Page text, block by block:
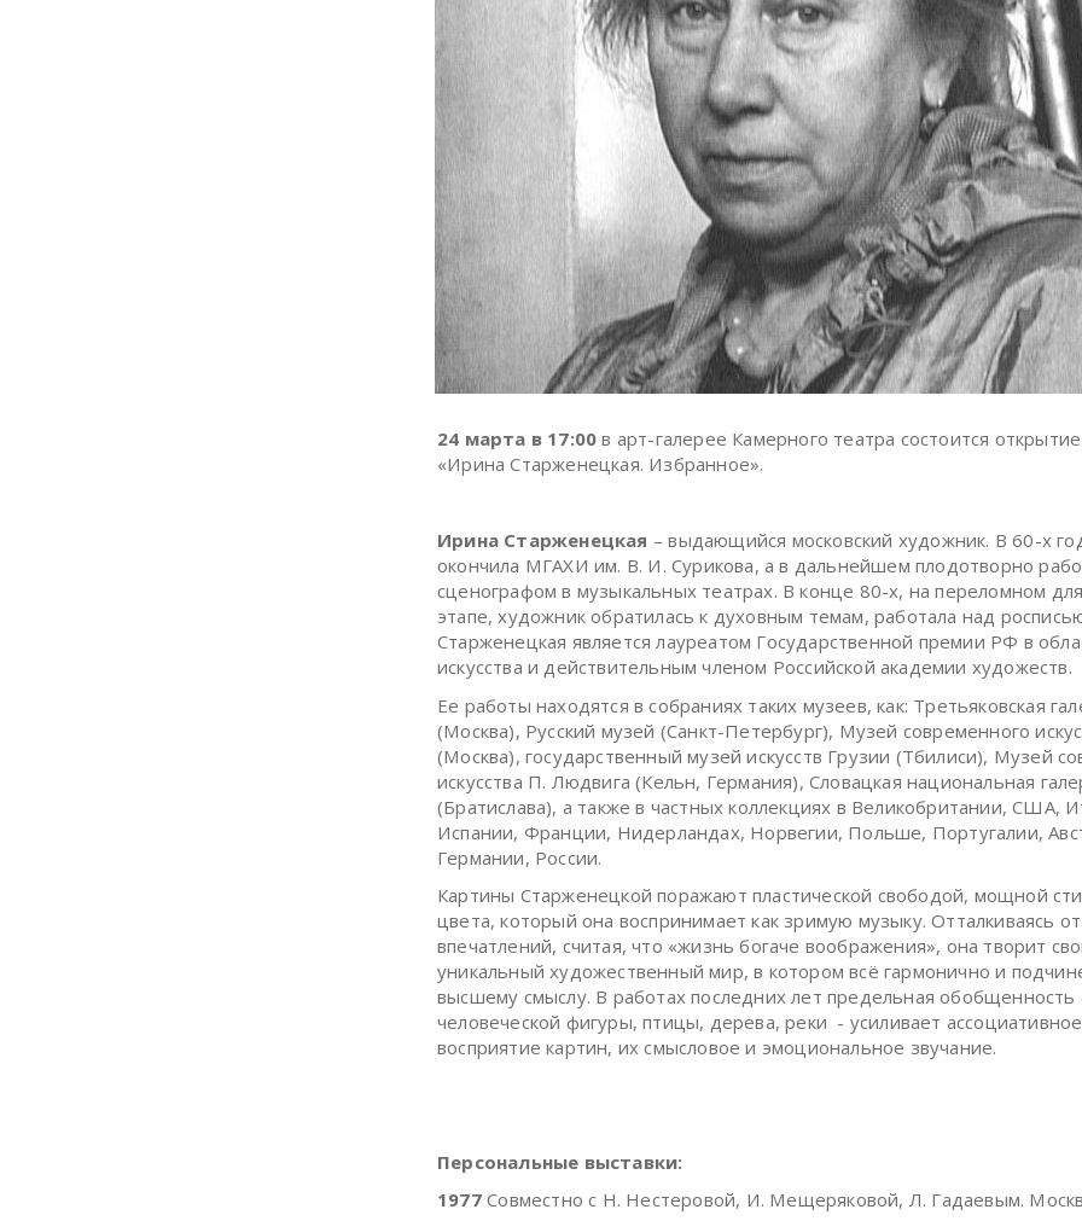
24 марта в 17:00 в арт-галерее Камерного театра состоится
«Ирина Старженецкая. Избранное».
Ирина Старженецкая – выдающийся московский художник. В 60-х
окончила МГАХИ им. В. И. Сурикова, а в дальнейшем плодотворно
сценографом в музыкальных театрах. В конце 80-х, на переломном
этапе, художник обратилась к духовным темам, работала над
Старженецкая является лауреатом Государственной премии РФ в
искусства и действительным членом Российской академии художеств.
Ее работы находятся в собраниях таких музеев, как: Третьяковская
(Москва), Русский музей (Санкт-Петербург), Музей современного
(Москва), государственный музей искусств Грузии (Тбилиси), Музей
искусства П. Людвига (Кельн, Германия), Словацкая национальная
(Братислава), а также в частных коллекциях в Великобритании, США,
Испании, Франции, Нидерландах, Норвегии, Польше, Португалии,
Германии, России.
Картины Старженецкой поражают пластической свободой, мощной
цвета, который она воспринимает как зримую музыку. Отталкиваясь
впечатлений, считая, что «жизнь богаче воображения», она творит
уникальный художественный мир, в котором всё гармонично и
высшему смыслу. В работах последних лет предельная
человеческой фигуры, птицы, дерева, реки - усиливает ассоциативное
восприятие картин, их смысловое и эмоциональное звучание.
Персональные выставки:
1977Совместно с Н. Нестеровой, И. Мещеряковой, Л. Гадаевым.